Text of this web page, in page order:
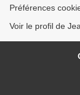
Préférences
Voir le profil de